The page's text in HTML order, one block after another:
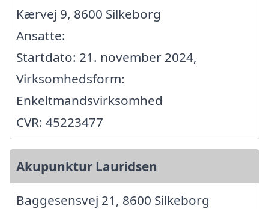
Kærvej 9, 8600 Silkeborg
Ansatte:
Startdato: 21. november 2024,
Virksomhedsform:
Enkeltmandsvirksomhed
CVR: 45223477
Akupunktur Lauridsen
Baggesensvej 21, 8600 Silkeborg